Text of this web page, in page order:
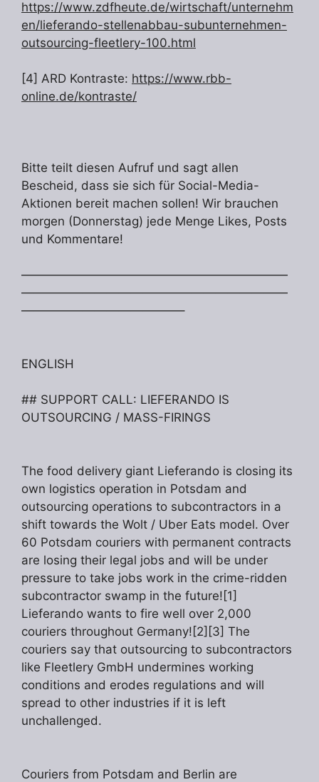
https://www.zdfheute.de/wirtschaft/unternehm
en/lieferando-stellenabbau-subunternehmen-
outsourcing-fleetlery-100.html
[4] ARD Kontraste: https://www.rbb-
online.de/kontraste/
Bitte teilt diesen Aufruf und sagt allen
Bescheid, dass sie sich für Social-Media-
Aktionen bereit machen sollen! Wir brauchen
morgen (Donnerstag) jede Menge Likes, Posts
und Kommentare!
——————————————————————
——————————————————————
—————————————–
ENGLISH
## SUPPORT CALL: LIEFERANDO IS
OUTSOURCING / MASS-FIRINGS
The food delivery giant Lieferando is closing its
own logistics operation in Potsdam and
outsourcing operations to subcontractors in a
shift towards the Wolt / Uber Eats model. Over
60 Potsdam couriers with permanent contracts
are losing their legal jobs and will be under
pressure to take jobs work in the crime-ridden
subcontractor swamp in the future![1]
Lieferando wants to fire well over 2,000
couriers throughout Germany![2][3] The
couriers say that outsourcing to subcontractors
like Fleetlery GmbH undermines working
conditions and erodes regulations and will
spread to other industries if it is left
unchallenged.
Couriers from Potsdam and Berlin are